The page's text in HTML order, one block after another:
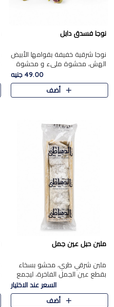
نوجا فسدق دابل
نوجا شرقية خفيفة بقوامها الأبيض
الهش، محشوة مليء و محشوة
بـكمية وفيرة من الفستق الفاخر
لتمنحك نكهة مكسرات غنية
وقرمشة مميزة في كل قطعة و
49.00 جنيه
أضف
ملبن حبل عين جمل
ملبن شرقي طري، محشو بسخاء
بقطع عين الجمل الفاخرة، ليجمع
بين القوام الناعم وقرمشة الجوز
في مذاق شرقي أصيل.
السعر عند الاختيار
أضف